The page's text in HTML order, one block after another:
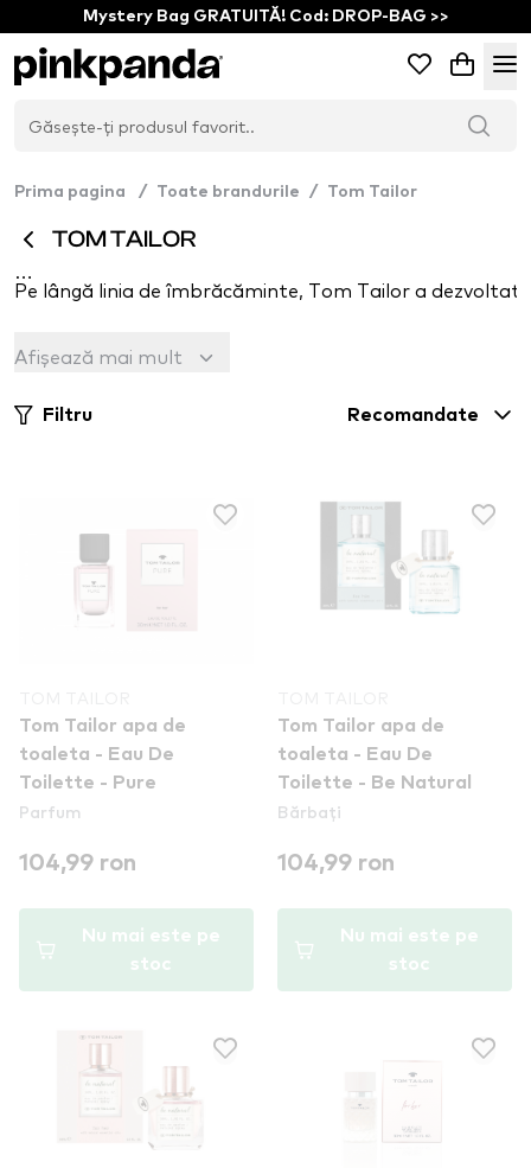
Mystery Bag GRATUITĂ! Cod: DROP-BAG >>
Prima pagina / Toate brandurile / Tom Tailor
TOM TAILOR
Pe lângă linia de îmbrăcăminte, Tom Tailor a
În colecția lor, oferă destul de multe parfumuri care
Afișează mai mult
Filtru Recomandate
Tom Tailor apa de
toaleta - Eau De
Toilette - Pure
Parfum
104,99 ron
Nu mai este pe
stoc
Tom Tailor apa de
toaleta - Eau De
Toilette - Be Natural
Bărbați
104,99 ron
Nu mai este pe
stoc